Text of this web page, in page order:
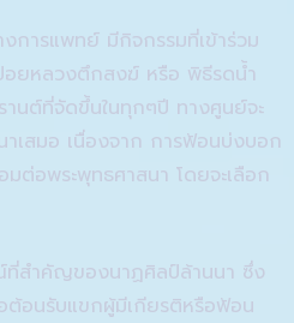
งการแพทย์ มีกิจกรรมที่เข้าร่วม
อยหลวงตึกสงฆ์ หรือ พิธีรดน้ำ
านต์ที่จัดขึ้นในทุกๆปี ทางศูนย์จะ
าเสมอ เนื่องจาก การฟ้อนบ่งบอก
มต่อพระพุทธศาสนา โดยจะเลือก
ที่สำคัญของนาฏศิลป์ล้านนา ซึ่ง
ต้อนรับแขกผู้มีเกียรติหรือฟ้อน